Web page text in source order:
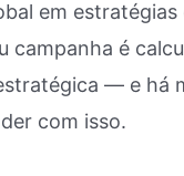
em
campanha é
— e há
com isso.